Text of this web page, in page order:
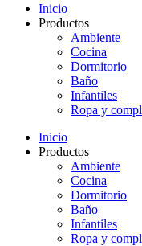
Inicio
Productos
Ambiente
Cocina
Dormitorio
Baño
Infantiles
Ropa y
Inicio
Productos
Ambiente
Cocina
Dormitorio
Baño
Infantiles
Ropa y